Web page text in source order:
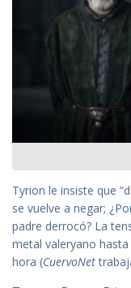
Tyrion le insiste que
se vuelve a negar;
padre derrocó? La
metal valeryano
hora (CuervoNet